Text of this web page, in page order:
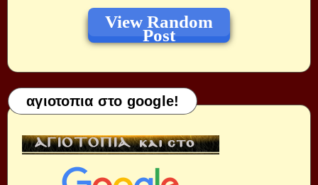
View Random
Post
αγιοτοπια στο google!